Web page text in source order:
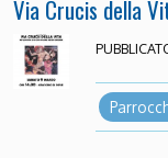
Via Crucis della